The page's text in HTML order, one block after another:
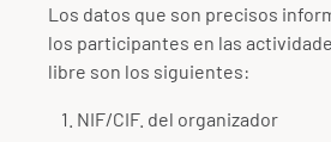
Los datos que son precisos
los participantes en las
libre son los siguientes:
NIF/CIF. del organizador